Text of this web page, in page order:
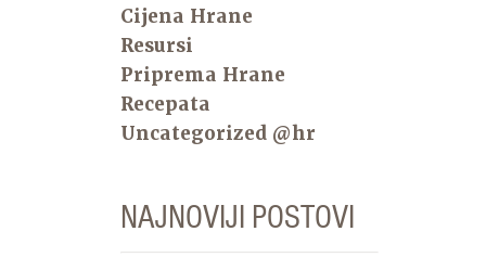
Cijena Hrane
Resursi
Priprema Hrane
Recepata
Uncategorized @hr
NAJNOVIJI POSTOVI